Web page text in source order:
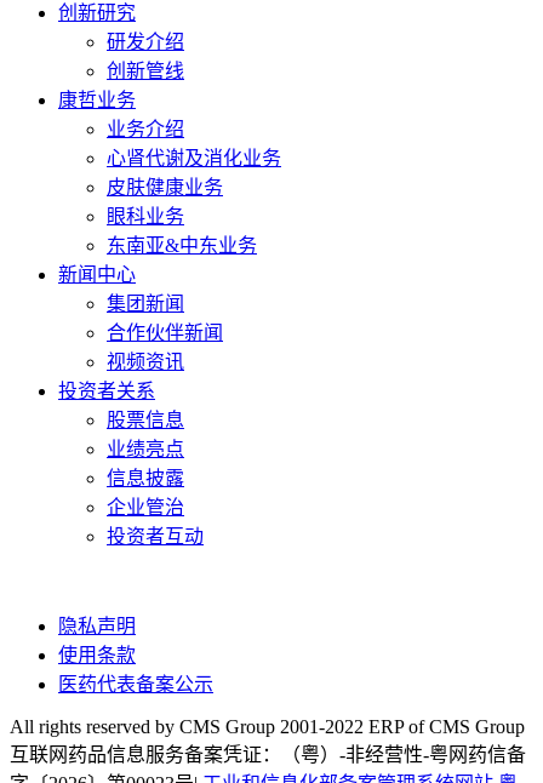
创新研究
研发介绍
创新管线
康哲业务
业务介绍
心肾代谢及消化业务
皮肤健康业务
眼科业务
东南亚&中东业务
新闻中心
集团新闻
合作伙伴新闻
视频资讯
投资者关系
股票信息
业绩亮点
信息披露
企业管治
投资者互动
隐私声明
使用条款
医药代表备案公示
All rights reserved by CMS Group 2001-2022 ERP of CMS Group
互联网药品信息服务备案凭证：（粤）-非经营性-粤网药信备